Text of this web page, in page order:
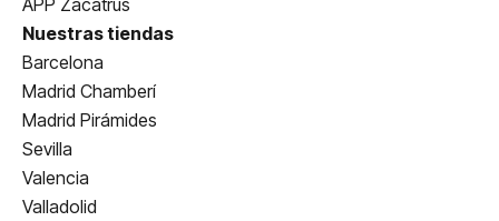
APP Zacatrus
Nuestras tiendas
Barcelona
Madrid Chamberí
Madrid Pirámides
Sevilla
Valencia
Valladolid